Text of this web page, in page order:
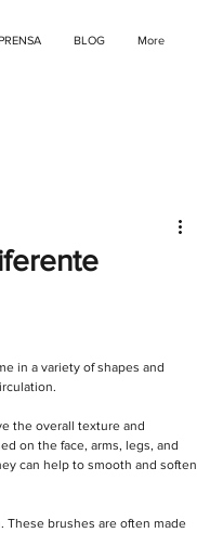
BLOG More
in a variety of shapes and
the overall texture and
on the face, arms, legs, and
can help to smooth and soften
brushes are often made